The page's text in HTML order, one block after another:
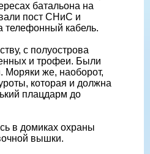
батальона на
пост СНиС и
телефонный кабель.
с полуострова
и трофеи. Были
Моряки же, наоборот,
которая и должна
плацдарм до
в домиках охраны
вышки.